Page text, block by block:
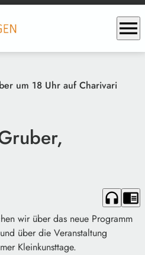
menu
um 18 Uhr auf Charivari
headphones chrome_reader_mode
wir über das neue Programm
über die Veranstaltung
Kleinkunsttage.